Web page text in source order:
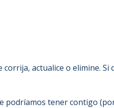
actualice o elimine. Si
podríamos tener contigo